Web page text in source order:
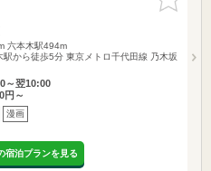
りに追加
六本木駅494m
駅から徒歩5分 東京メトロ千代田線 乃木坂
～翌10:00
円～
漫画
宿泊プランを見る